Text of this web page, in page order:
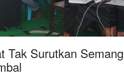
Tak Surutkan